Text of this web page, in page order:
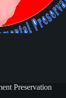
Preservation